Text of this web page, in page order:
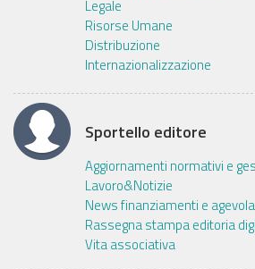
Legale
Risorse Umane
Distribuzione
Internazionalizzazione
Sportello editore
Aggiornamenti normativi e
Lavoro&Notizie
News finanziamenti e
Rassegna stampa editoria
Vita associativa